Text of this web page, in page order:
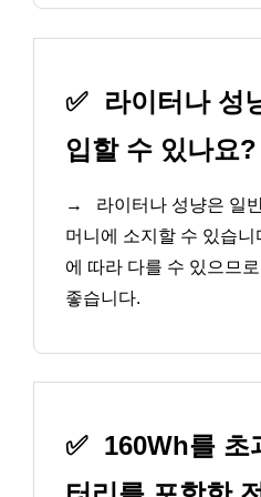
✅
라이터나 성
입할 수 있나요?
→
라이터나 성냥은 일
머니에 소지할 수 있습
에 따라 다를 수 있으므
좋습니다.
✅ 160Wh를 초